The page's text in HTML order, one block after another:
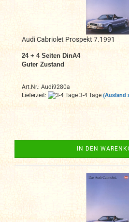
Audi Cabriolet Prospekt 7.1991
24 + 4 Seiten DinA4
Guter Zustand
Art.Nr.: Audi9280a
Lieferzeit:
3-4 Tage (Ausland
IN DEN